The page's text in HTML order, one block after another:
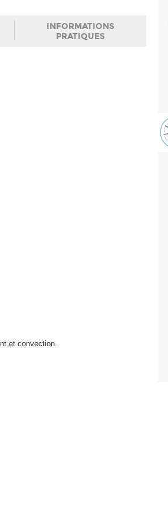
INFORMATIONS
PRATIQUES
et convection.